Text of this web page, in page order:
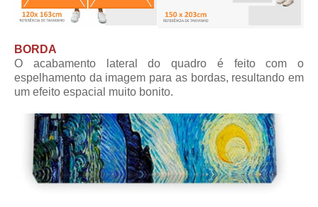
BORDA
O acabamento lateral do quadro é feito com o
espelhamento da imagem para as bordas, resultando em
um efeito espacial muito bonito.